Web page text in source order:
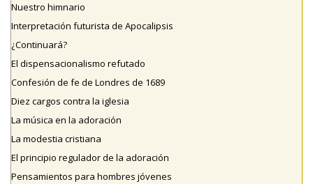
Nuestro himnario
Interpretación futurista de Apocalipsis
¿Continuará?
El dispensacionalismo refutado
Confesión de fe de Londres de 1689
Diez cargos contra la iglesia
La música en la adoración
La modestia cristiana
El principio regulador de la adoración
Pensamientos para hombres jóvenes